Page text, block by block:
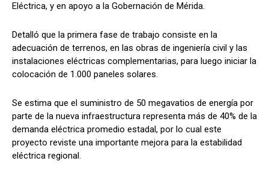
Eléctrica, y en apoyo a la Gobernación de Mérida.
Detalló que la primera fase de trabajo consiste en la
adecuación de terrenos, en las obras de ingeniería civil y las
instalaciones eléctricas complementarias, para luego iniciar la
colocación de 1.000 paneles solares.
Se estima que el suministro de 50 megavatios de energía por
parte de la nueva infraestructura representa más de 40% de la
demanda eléctrica promedio estadal, por lo cual este
proyecto reviste una importante mejora para la estabilidad
eléctrica regional.